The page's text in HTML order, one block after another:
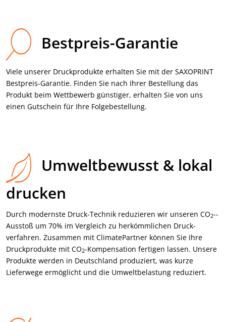
Bestpreis-Garantie
Viele unserer Druckprodukte erhalten Sie mit der SAXOPRINT
Bestpreis-Garantie. Finden Sie nach Ihrer Bestellung das
Produkt beim Wettbewerb günstiger, erhalten Sie von uns
einen Gutschein für Ihre Folgebestellung.
Umweltbewusst & lokal
drucken
Durch modernste Druck-Technik reduzieren wir unseren CO2-­
Ausstoß um 70% im Vergleich zu her­kömmlichen Druck­
verfahren. Zusammen mit ClimatePartner können Sie Ihre
Druck­produkte mit CO2-Kompensation fertigen lassen. Unsere
Produkte werden in Deutschland produziert, was kurze
Lieferwege ermöglicht und die Umweltbelastung reduziert.